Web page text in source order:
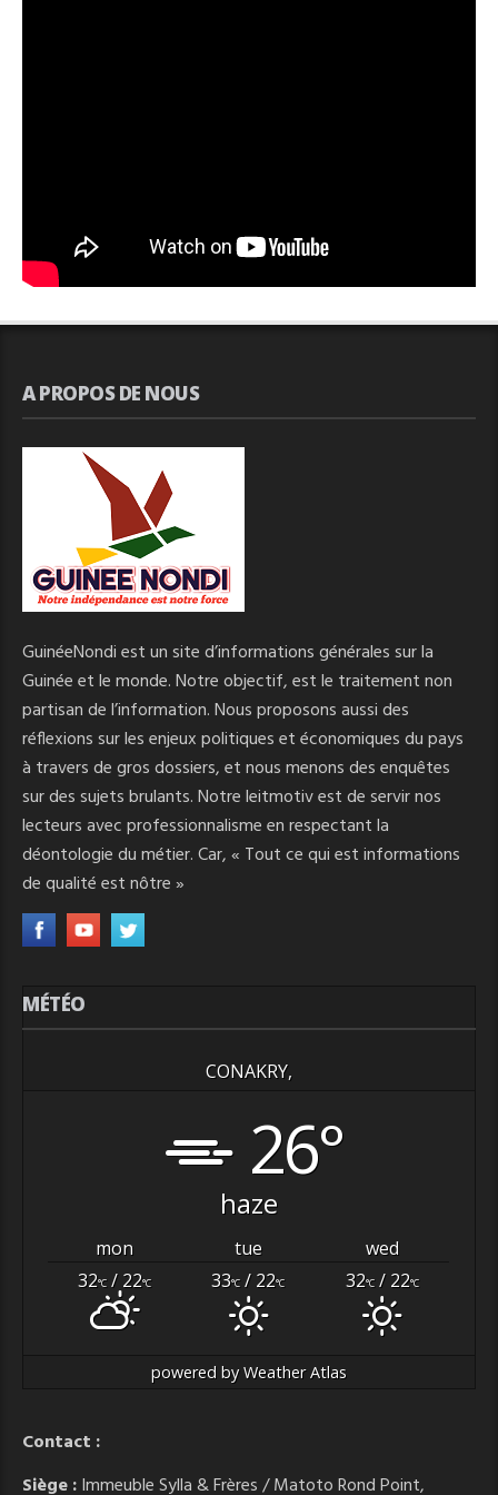
A PROPOS DE NOUS
GuinéeNondi est un site d’informations générales sur la
Guinée et le monde. Notre objectif, est le traitement non
partisan de l’information. Nous proposons aussi des
réflexions sur les enjeux politiques et économiques du pays
à travers de gros dossiers, et nous menons des enquêtes
sur des sujets brulants. Notre leitmotiv est de servir nos
lecteurs avec professionnalisme en respectant la
déontologie du métier. Car, « Tout ce qui est informations
de qualité est nôtre »
MÉTÉO
CONAKRY,
26°
haze
mon tue
wed
32°C / 22°C 33°C / 22°C 32°C/ 22°C
powered byWeather Atlas
Contact :
Siège :Immeuble Sylla & Frères / Matoto Rond Point,